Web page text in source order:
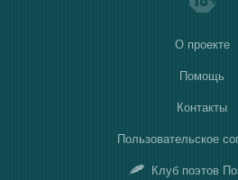
О проекте
Помощь
Контакты
Пользовательское
Клуб поэтов